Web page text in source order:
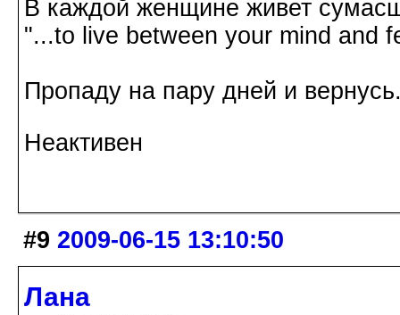
В каждой женщине живет
"...to live between your mind and
Пропаду на пару дней и
Неактивен
#9 2009-06-15 13:10:50
Лана